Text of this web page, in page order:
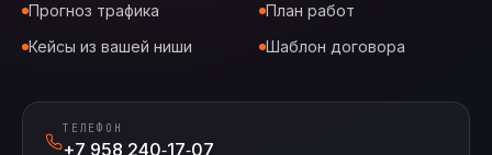
Прогноз трафика
План работ
Кейсы из вашей ниши
Шаблон договора
ТЕЛЕФОН
+7 958 240‑17‑07